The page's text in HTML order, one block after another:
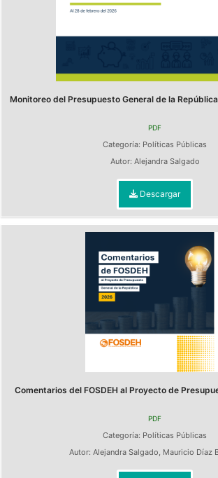
Monitoreo del Presupuesto General de la
PDF
Categoría: Políticas Públicas
Autor: Alejandra Salgado
Descargar
Comentarios del FOSDEH al Proyecto de
PDF
Categoría: Políticas Públicas
Autor: Alejandra Salgado, Mauricio Díaz